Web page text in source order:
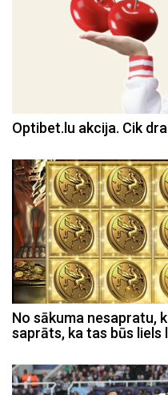
Optibet.lu akcija. Cik
No sākuma nesapratu,
saprāts, ka tas būs liels